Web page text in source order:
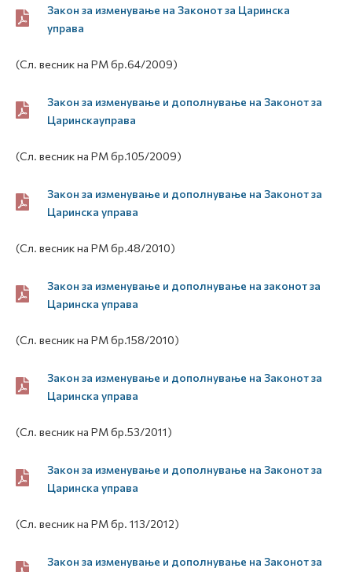
Закон за изменување на Законот за Царинска
управа
(Сл. весник на РМ бр.64/2009)
Закон за изменување и дополнување на Законот за
Царинскауправа
(Сл. весник на РМ бр.105/2009)
Закон за изменување и дополнување на Законот за
Царинска управа
(Сл. весник на РМ бр.48/2010)
Закон за изменување и дополнување на законот за
Царинска управа
(Сл. весник на РМ бр.158/2010)
Закон за изменување и дополнување на Законот за
Царинска управа
(Сл. весник на РМ бр.53/2011)
Закон за изменување и дополнување на Законот за
Царинска управа
(Сл. весник на РМ бр. 113/2012)
Закон за изменување и дополнување на Законот за